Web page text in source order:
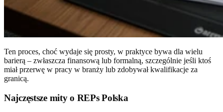
Ten proces, choć wydaje się prosty, w praktyce bywa dla wielu
barierą – zwłaszcza finansową lub formalną, szczególnie jeśli ktoś
miał przerwę w pracy w branży lub zdobywał kwalifikacje za
granicą.
Najczęstsze mity o REPs Polska